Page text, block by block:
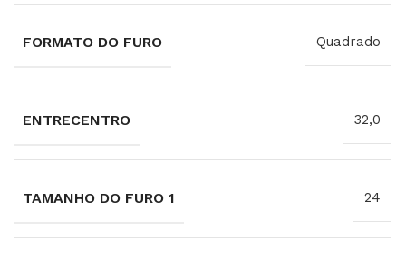
FORMATO DO FURO Quadrado
ENTRECENTRO 32,0
TAMANHO DO FURO 1 24